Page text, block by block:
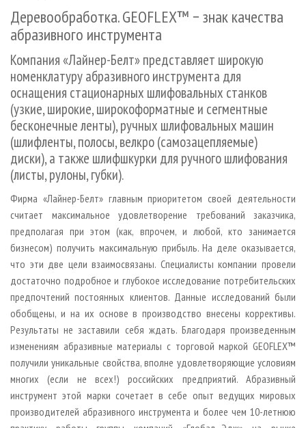
СУШКА ДРЕВЕСИНЫ
ПРОИЗВОДСТВО ДРЕВЕСНЫХ ПЛИТ
ДЕРЕВЯННОЕ ДОМОСТРОЕНИЕ
ПРОИЗВОДСТВО МЕБЕЛИ
БИОЭНЕРГЕТИКА
ЦБП
ИНСТРУМЕНТ И МАТЕРИАЛЫ
ПЕРСОНЫ
МОБИЛЬНЫЕ ВЫСТАВКИ
ОФИЦИАЛЬНЫЕ ДЕЛЕГАЦИИ
ПРИОРИТЕТНЫЕ ИНВЕСТПРОЕКТЫ
RUSSIAN FORESTRY REVIEW
ГАЗЕТА ЛЕСПРОМФОРУМ
БИБЛИОТЕКА СПЕЦИАЛИСТА
КОНТАКТЫ
РЕКЛАМА
РЕКЛАМА НА САЙТЕ
Деревообработка. GEOFLEX™ − знак качества
абразивного инструмента
Компания «Лайнер-Белт» представляет широкую
номенклатуру абразивного инструмента для
оснащения стационарных шлифовальных станков
(узкие, широкие, широкоформатные и сегментные
бесконечные ленты), ручных шлифовальных машин
(шлифленты, полосы, велкро (самозацепляемые)
диски), а также шлифшкурки для ручного шлифования
(листы, рулоны, губки).
Фирма «Лайнер-­Белт» главным приоритетом своей деятельности
считает максимальное удовлетворение требований заказчика,
предполагая при этом (как, впрочем, и любой, кто занимается
бизнесом) получить максимальную прибыль. На деле оказывается,
что эти две цели взаимосвязаны. Специалисты компании провели
достаточно подробное и глубокое исследование потребительских
предпочтений постоянных клиентов. Данные исследований были
обобщены, и на их основе в производство внесены коррективы.
Результаты не заставили себя ждать. Благодаря произведенным
изменениям абразивные материалы с торговой маркой GEOFLEX™
получили уникальные свойства, вполне удовлетворяющие условиям
многих (если не всех!) российских предприятий. Абразивный
инструмент этой марки сочетает в себе опыт ведущих мировых
производителей абразивного инструмента и более чем 10­-летнюю